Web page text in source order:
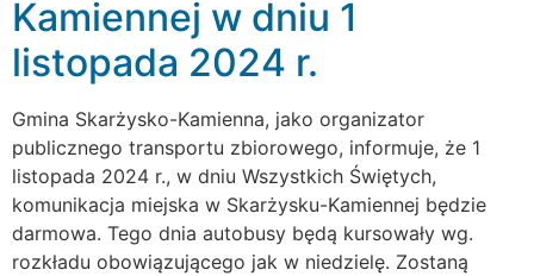
Kamiennej w dniu 1
listopada 2024 r.
Gmina Skarżysko-Kamienna, jako organizator
publicznego transportu zbiorowego, informuje, że 1
listopada 2024 r., w dniu Wszystkich Świętych,
komunikacja miejska w Skarżysku-Kamiennej będzie
darmowa. Tego dnia autobusy będą kursowały wg.
rozkładu obowiązującego jak w niedzielę. Zostaną